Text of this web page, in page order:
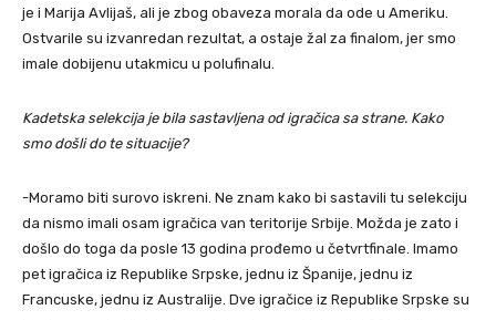
je i Marija Avlijaš, ali je zbog obaveza morala da ode u Ameriku.
Ostvarile su izvanredan rezultat, a ostaje žal za finalom, jer smo
imale dobijenu utakmicu u polufinalu.
Kadetska selekcija je bila sastavljena od igračica sa strane. Kako
smo došli do te situacije?
-Moramo biti surovo iskreni. Ne znam kako bi sastavili tu selekciju
da nismo imali osam igračica van teritorije Srbije. Možda je zato i
došlo do toga da posle 13 godina prođemo u četvrtfinale. Imamo
pet igračica iz Republike Srpske, jednu iz Španije, jednu iz
Francuske, jednu iz Australije. Dve igračice iz Republike Srpske su